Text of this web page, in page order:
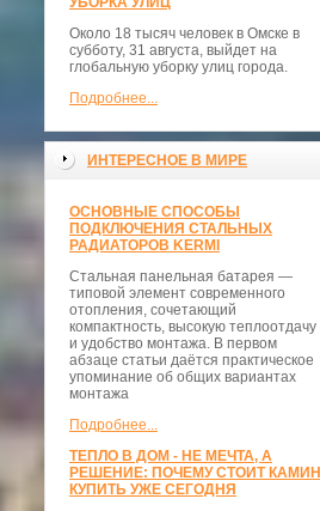
Около 18 тысяч человек в Омске в
субботу, 31 августа, выйдет на
глобальную уборку улиц города.
Подробнее...
ИНТЕРЕСНОЕ В МИРЕ
ОСНОВНЫЕ СПОСОБЫ
ПОДКЛЮЧЕНИЯ СТАЛЬНЫХ
РАДИАТОРОВ KERMI
Стальная панельная батарея —
типовой элемент современного
отопления, сочетающий
компактность, высокую теплоотдачу
и удобство монтажа. В первом
абзаце статьи даётся практическое
упоминание об общих вариантах
монтажа
Подробнее...
ТЕПЛО В ДОМ - НЕ МЕЧТА, А
РЕШЕНИЕ: ПОЧЕМУ СТОИТ КАМИН
КУПИТЬ УЖЕ СЕГОДНЯ